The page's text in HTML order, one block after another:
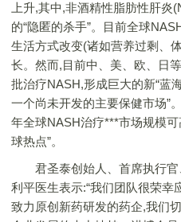
上升,其中,非酒精性脂肪性肝
的“隐匿的杀手”。目前全球
生活方式改变(诸如营养过剩、
长。然而,目前中、美、欧、日
批治疗NASH,形成巨大的新“蓝
一个尚未开发的主要保健市场”
年全球NASH治疗***市场规模
球热点”。
君圣泰创始人、首席执行官
利平医生表示:“我们团队很荣幸
致力原创新药研发的药企,我们